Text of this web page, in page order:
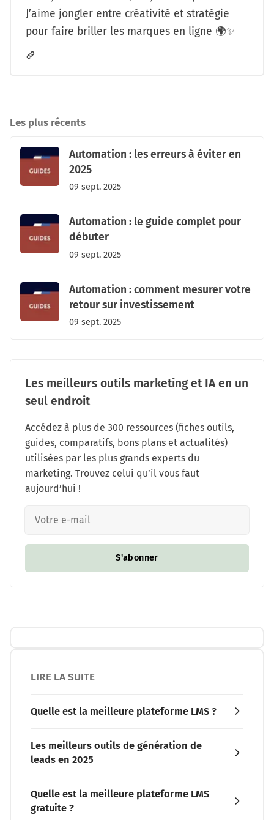
J’aime jongler entre créativité et stratégie
pour faire briller les marques en ligne 🌍✨
Les plus récents
Automation : les erreurs à éviter en
2025
09 sept. 2025
Automation : le guide complet pour
débuter
09 sept. 2025
Automation : comment mesurer votre
retour sur investissement
09 sept. 2025
Les meilleurs outils marketing et IA en un
seul endroit
Accédez à plus de 300 ressources (fiches outils,
guides, comparatifs, bons plans et actualités)
utilisées par les plus grands experts du
marketing. Trouvez celui qu’il vous faut
aujourd’hui !
S'abonner
LIRE LA SUITE
Quelle est la meilleure plateforme LMS ?
Les meilleurs outils de génération de
leads en 2025
Quelle est la meilleure plateforme LMS
gratuite ?